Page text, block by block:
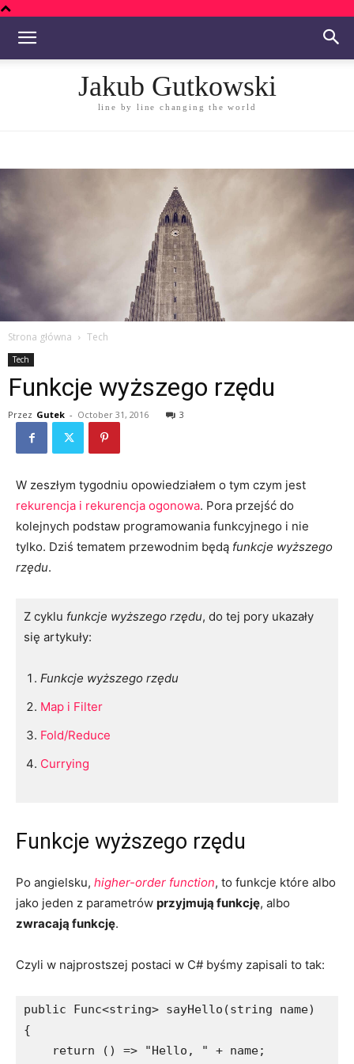
Jakub Gutkowski
line by line changing the world
Strona główna Tech
Tech
Funkcje wyższego rzędu
Przez Gutek - October 31, 2016 3
W zeszłym tygodniu opowiedziałem o tym czym jest
rekurencja i rekurencja ogonowa. Pora przejść do
kolejnych podstaw programowania funkcyjnego i nie
tylko. Dziś tematem przewodnim będą funkcje wyższego
rzędu.
Z cyklu funkcje wyższego rzędu, do tej pory ukazały
się artykuły:
Funkcje wyższego rzędu
Map i Filter
Fold/Reduce
Currying
Funkcje wyższego rzędu
Po angielsku, higher-order function, to funkcje które albo
jako jeden z parametrów przyjmują funkcję, albo
zwracają funkcję.
Czyli w najprostszej postaci w C# byśmy zapisali to tak:
public Func<string> sayHello(string name)
{
    return () => "Hello, " + name;